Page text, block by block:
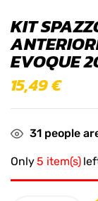
KIT
EVOQUE
15,49€
31 people
Only5 item(s)